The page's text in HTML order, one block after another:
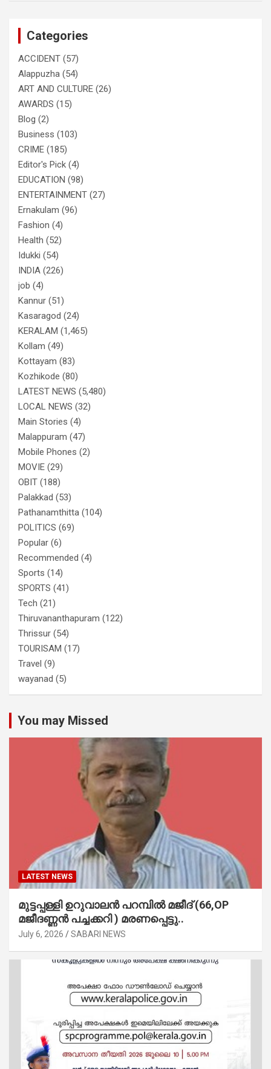
Categories
ACCIDENT (57)
Alappuzha (54)
ART AND CULTURE (26)
AWARDS (15)
Blog (2)
Business (103)
CRIME (185)
Editor's Pick (4)
EDUCATION (98)
ENTERTAINMENT (27)
Ernakulam (96)
Fashion (4)
Health (52)
Idukki (54)
INDIA (226)
job (4)
Kannur (51)
Kasaragod (24)
KERALAM (1,465)
Kollam (49)
Kottayam (83)
Kozhikode (80)
LATEST NEWS (5,480)
LOCAL NEWS (32)
Main Stories (4)
Malappuram (47)
Mobile Phones (2)
MOVIE (29)
OBIT (188)
Palakkad (53)
Pathanamthitta (104)
POLITICS (69)
Popular (6)
Recommended (4)
Sports (14)
SPORTS (41)
Tech (21)
Thiruvananthapuram (122)
Thrissur (54)
TOURISAM (17)
Travel (9)
wayanad (5)
You may Missed
LATEST NEWS
മുട്ടപ്പള്ളി ഉറുവാലൻ പറമ്പിൽ മജീദ് (66,OP
മജീദണ്ണൻ പച്ചക്കറി ) മരണപ്പെട്ടു..
July 6, 2026 SABARI NEWS